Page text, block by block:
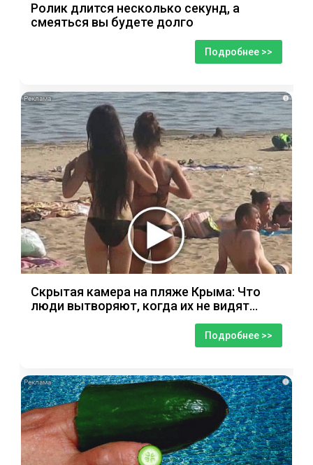
Ролик длится несколько секунд, а
смеяться вы будете долго
Подробнее >>
i
Скрытая камера на пляже Крыма: Что
люди вытворяют, когда их не видят...
Подробнее >>
i